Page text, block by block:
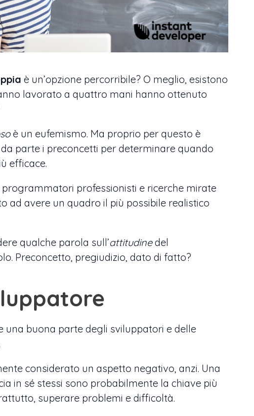
è un’opzione percorribile? O meglio, esistono
lavorato a quattro mani hanno ottenuto
è un eufemismo. Ma proprio per questo è
parte i preconcetti per determinare quando
efficace.
professionisti e ricerche mirate
ad avere un quadro il più possibile realistico
qualche parola sull’attitudinedel
Preconcetto, pregiudizio, dato di fatto?
una buona parte degli sviluppatori e delle
considerato un aspetto negativo, anzi. Una
in sé stessi sono probabilmente la chiave più
superare problemi e difficoltà.